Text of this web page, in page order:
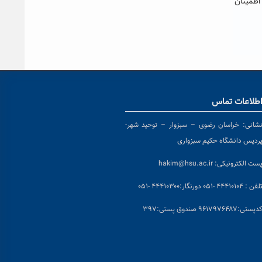
اطلاعات تماس
نشانی: خراسان رضوی – سبزوار – توحید شهر-
پردیس دانشگاه حکیم سبزواری
پست الکترونیکی: hakim@hsu.ac.ir
تلفن : ۴۴۴۱۰۱۰۴ -۰۵۱ دورنگار:۴۴۴۱۰۳۰۰ -۰۵۱
کدپستی:۹۶۱۷۹۷۶۴۸۷ صندوق پستی:۳۹۷